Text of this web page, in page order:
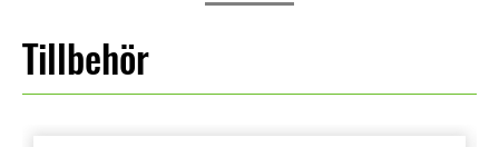
Tillbehör